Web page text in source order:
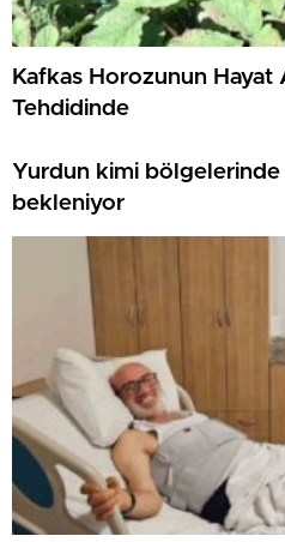
Kafkas Horozunun Hayat
Tehdidinde
Yurdun kimi bölgelerinde
bekleniyor